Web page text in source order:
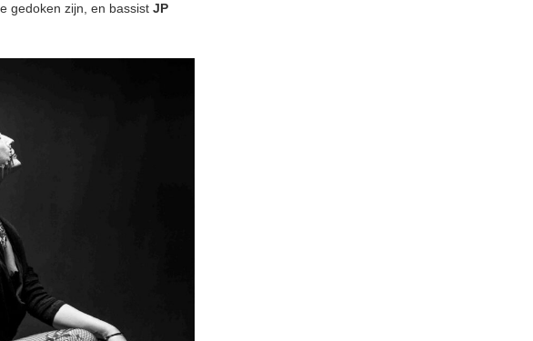
gedoken zijn, en bassist JP